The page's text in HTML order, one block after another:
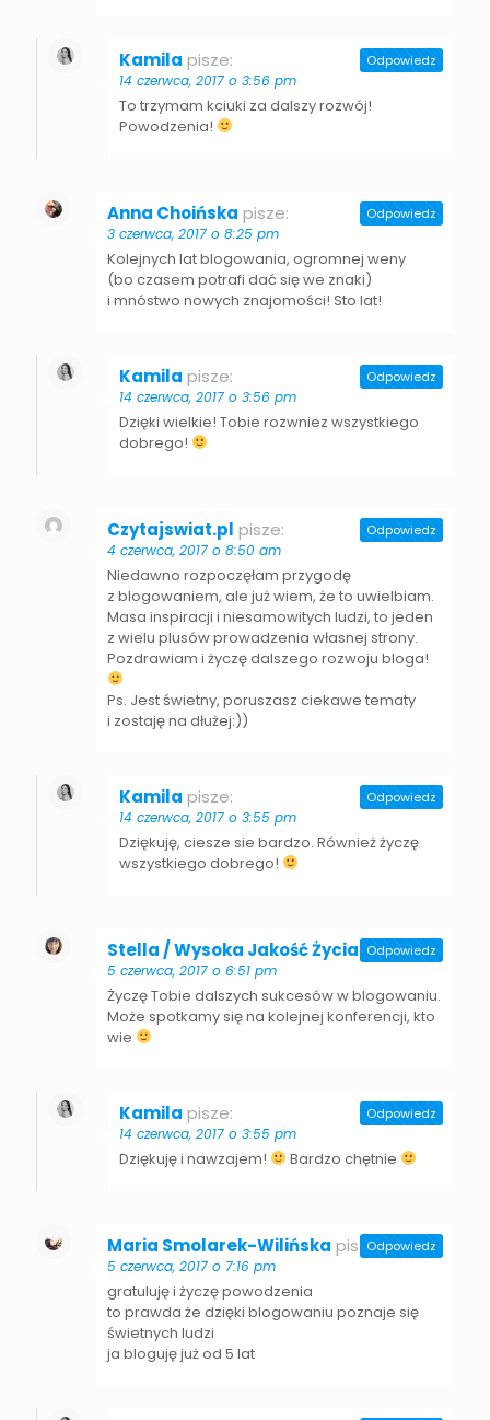
Kamila pisze:
14 czerwca, 2017 o 3:56 pm
To trzymam kciuki za dalszy rozwój!
Powodzenia!
Odpowiedz
Anna Choińska pisze:
3 czerwca, 2017 o 8:25 pm
Kolejnych lat blogowania, ogromnej weny
(bo czasem potrafi dać się we znaki)
i mnóstwo nowych znajomości! Sto lat!
Odpowiedz
Kamila pisze:
14 czerwca, 2017 o 3:56 pm
Dzięki wielkie! Tobie rozwniez wszystkiego
dobrego!
Odpowiedz
Czytajswiat.pl pisze:
4 czerwca, 2017 o 8:50 am
Niedawno rozpoczęłam przygodę
z blogowaniem, ale już wiem, że to uwielbiam.
Masa inspiracji i niesamowitych ludzi, to jeden
z wielu plusów prowadzenia własnej strony.
Pozdrawiam i życzę dalszego rozwoju bloga!
Ps. Jest świetny, poruszasz ciekawe tematy
i zostaję na dłużej:))
Odpowiedz
Kamila pisze:
14 czerwca, 2017 o 3:55 pm
Dziękuję, ciesze sie bardzo. Również życzę
wszystkiego dobrego!
Odpowiedz
Stella / Wysoka Jakość Życia pisze:
5 czerwca, 2017 o 6:51 pm
Życzę Tobie dalszych sukcesów w blogowaniu.
Może spotkamy się na kolejnej konferencji, kto
wie
Odpowiedz
Kamila pisze:
14 czerwca, 2017 o 3:55 pm
Dziękuję i nawzajem! Bardzo chętnie
Odpowiedz
Maria Smolarek-Wilińska pisze:
5 czerwca, 2017 o 7:16 pm
gratuluję i życzę powodzenia
to prawda że dzięki blogowaniu poznaje się
świetnych ludzi
ja bloguję już od 5 lat
Odpowiedz